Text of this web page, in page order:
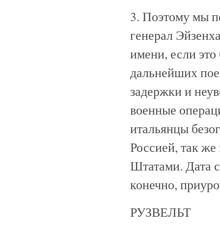
3. Поэтому мы
генерал
имени, если
дальнейших
задержки и
военные
итальянцы
Россией, так
Штатами. Дата
конечно,
РУЗВЕЛЬТ